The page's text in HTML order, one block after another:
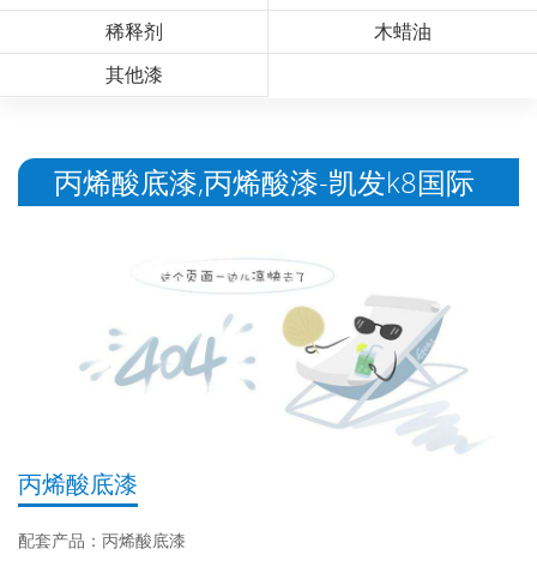
稀释剂 木蜡油
其他漆
丙烯酸底漆,丙烯酸漆-凯发k8国际
丙烯酸底漆
配套产品：丙烯酸底漆